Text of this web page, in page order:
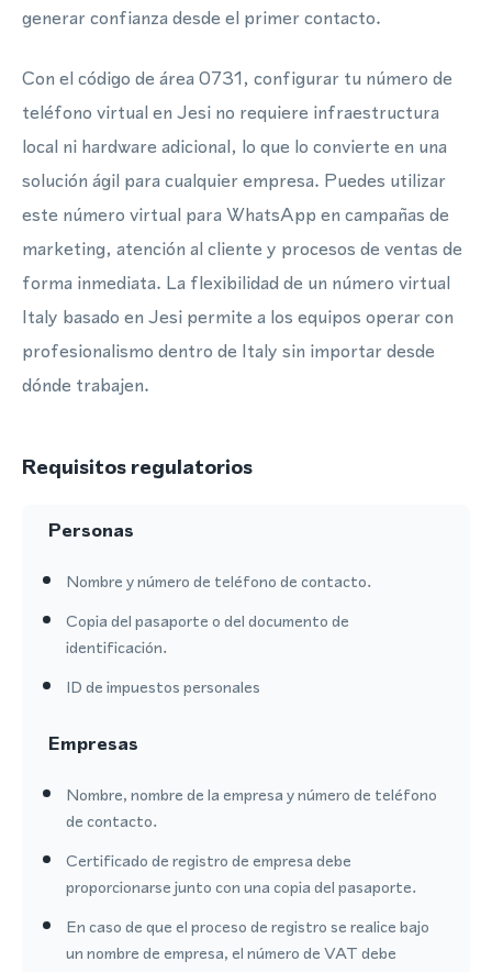
generar confianza desde el primer contacto.
Con el código de área 0731, configurar tu número de
teléfono virtual en Jesi no requiere infraestructura
local ni hardware adicional, lo que lo convierte en una
solución ágil para cualquier empresa. Puedes utilizar
este número virtual para WhatsApp en campañas de
marketing, atención al cliente y procesos de ventas de
forma inmediata. La flexibilidad de un número virtual
Italy basado en Jesi permite a los equipos operar con
profesionalismo dentro de Italy sin importar desde
dónde trabajen.
Requisitos regulatorios
Personas
Nombre y número de teléfono de contacto.
Copia del pasaporte o del documento de
identificación.
ID de impuestos personales
Empresas
Nombre, nombre de la empresa y número de teléfono
de contacto.
Certificado de registro de empresa debe
proporcionarse junto con una copia del pasaporte.
En caso de que el proceso de registro se realice bajo
un nombre de empresa, el número de VAT debe